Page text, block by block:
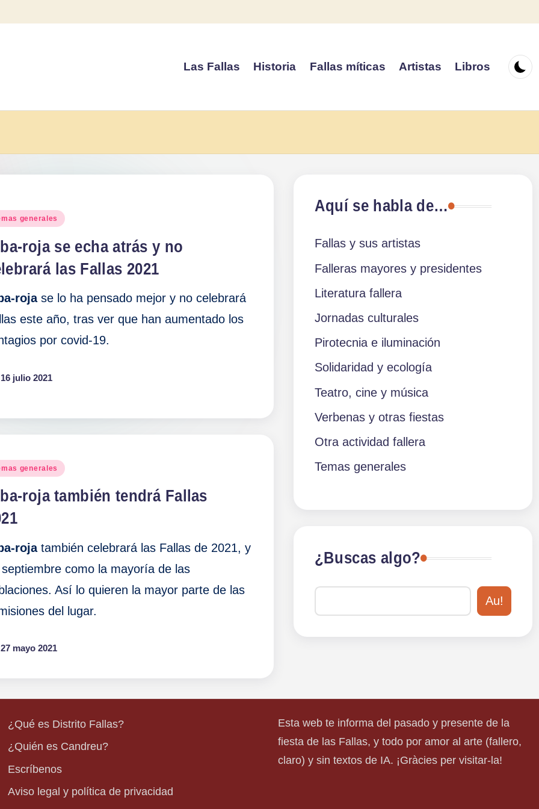
Las Fallas Historia Fallas míticas Artistas Libros
generales
roja se echa atrás y no
las Fallas 2021
rojase lo ha pensado mejor y no celebrará
este año, tras ver que han aumentado los
por covid-19.
16 julio 2021
generales
roja también tendrá Fallas
rojatambién celebrará las Fallas de 2021, y
como la mayoría de las
Así lo quieren la mayor parte de las
del lugar.
27 mayo 2021
Aquí se habla de…
Fallas y sus artistas
Falleras mayores y presidentes
Literatura fallera
Jornadas culturales
Pirotecnia e iluminación
Solidaridad y ecología
Teatro, cine y música
Verbenas y otras fiestas
Otra actividad fallera
Temas generales
¿Buscas algo?
Au!
¿Qué es Distrito Fallas?
¿Quién es Candreu?
Escríbenos
Aviso legal y política de privacidad
Esta web te informa del pasado y presente de la
fiesta de las Fallas, y todo por amor al arte (fallero,
claro) y sin textos de IA. ¡Gràcies per visitar-la!